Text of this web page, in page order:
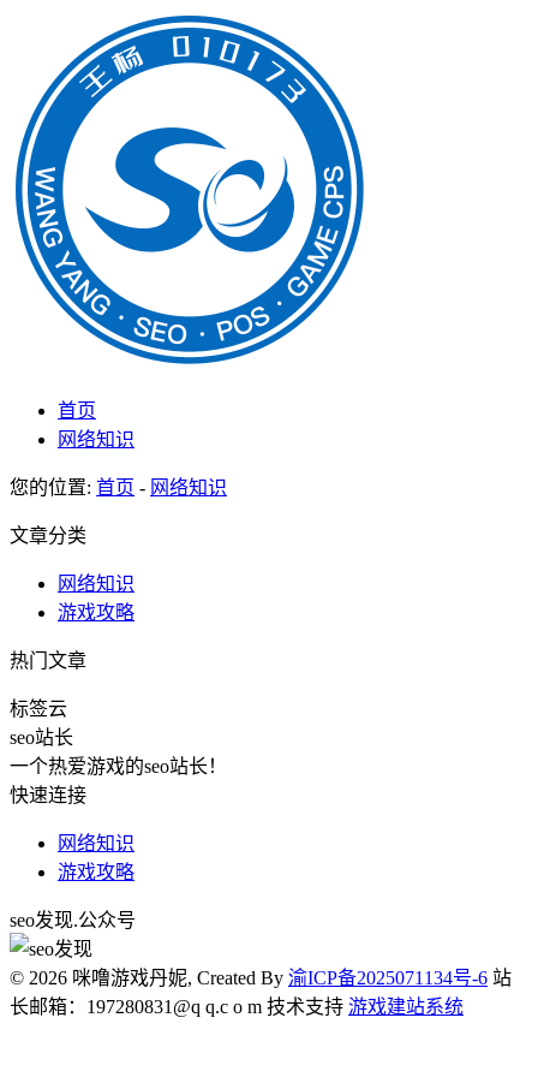
首页
网络知识
您的位置: 首页 - 网络知识
文章分类
网络知识
游戏攻略
热门文章
标签云
seo站长
一个热爱游戏的seo站长！
快速连接
网络知识
游戏攻略
seo发现.公众号
© 2026 咪噜游戏丹妮, Created By 渝ICP备2025071134号-6 站
长邮箱：197280831@q q.c o m 技术支持 游戏建站系统